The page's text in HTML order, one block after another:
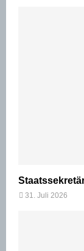
31. Juli 2026